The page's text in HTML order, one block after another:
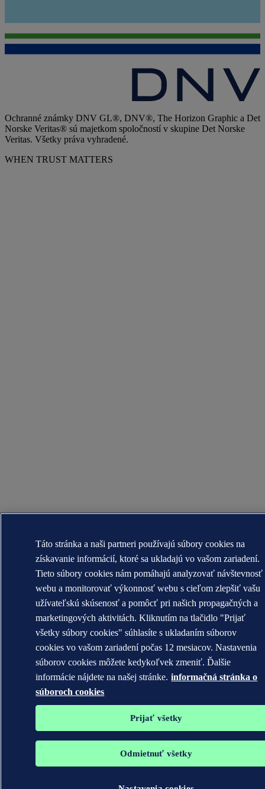
Ochranné známky DNV GL®, DNV®, The Horizon Graphic a Det
Norske Veritas® sú majetkom spoločností v skupine Det Norske
Veritas. Všetky práva vyhradené.
WHEN TRUST MATTERS
Táto stránka a naši partneri používajú súbory cookies na
získavanie informácií, ktoré sa ukladajú vo vašom zariadení.
Tieto súbory cookies nám pomáhajú analyzovať návštevnosť
webu a monitorovať výkonnosť webu s cieľom zlepšiť vašu
užívateľskú skúsenosť a pomôcť pri našich propagačných a
marketingových aktivitách. Kliknutím na tlačidlo "Prijať
všetky súbory cookies" súhlasíte s ukladaním súborov
cookies vo vašom zariadení počas 12 mesiacov. Nastavenia
súborov cookies môžete kedykoľvek zmeniť. Ďalšie
informácie nájdete na našej stránke. informačná stránka o
súboroch cookies
Prijať všetky
Odmietnuť všetky